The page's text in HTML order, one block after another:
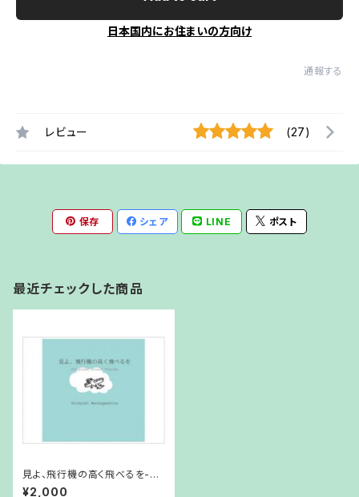
日本国内にお住まいの方向け
通報する
レビュー (27)
保存 シェア LINE ポスト
最近チェックした商品
見よ、飛行機の高く飛べるを-Or
iginal Sound Tracks-
¥2,000